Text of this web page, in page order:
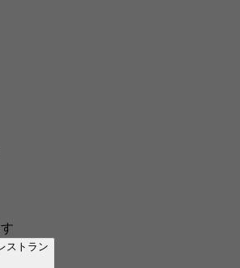
ストラン